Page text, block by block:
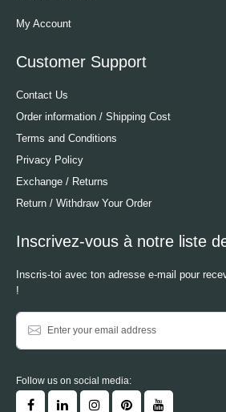
My Account
Customer Support
Contact Us
Order information / Shipping Cost
Terms and Conditions
Privacy Policy
Exchange / Returns
Return / Withdraw Your Order
Inscrivez-vous à notre liste
Inscris-toi avec ton adresse e-mail pour
!
Follow us on social media: